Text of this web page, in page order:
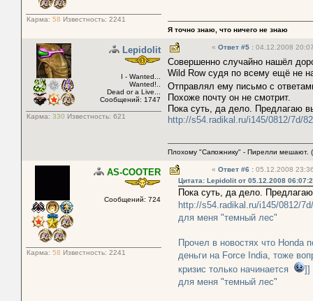
Карма: 58 Известность: 2241
Я точно знаю, что ничего не знаю
Lepidolit
I - Wanted...
Wanted!..
Dead or a Live...
Сообщений: 1747
Карма: 330 Известность: 621
« Ответ #5 : 04.12.2008
Совершенно случайно нашёл
Wild Row судя по всему ещё не
Отправлял ему письмо с
Похоже почту он не смотрит.
Пока суть, да дело. Предлагаю
http://s54.radikal.ru/i145/0812/7d/
Плохому "Сапожнику" - Пирелли мешают.
AS-COOTER
Сообщений: 724
Карма: 58 Известность: 2241
« Ответ #6 : 05.12.2008
Цитата: Lepidolit от 05.12.2008
Пока суть, да дело.
http://s54.radikal.ru/i145/0812/
для меня "темный лес"
Прочел в новостях что Honda
деньги на Force India, тоже
кризис только начинается
]]
для меня "темный лес"